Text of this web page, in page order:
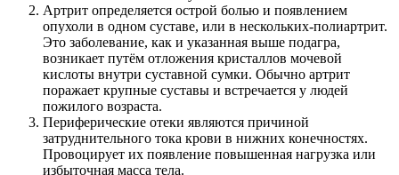
Артрит определяется острой болью и появлением
опухоли в одном суставе, или в нескольких-полиартрит.
Это заболевание, как и указанная выше подагра,
возникает путём отложения кристаллов мочевой
кислоты внутри суставной сумки. Обычно артрит
поражает крупные суставы и встречается у людей
пожилого возраста.
Периферические отеки являются причиной
затруднительного тока крови в нижних конечностях.
Провоцирует их появление повышенная нагрузка или
избыточная масса тела.